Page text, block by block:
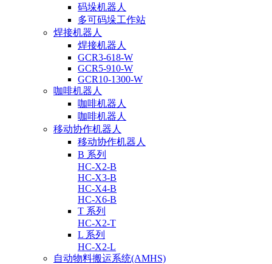
码垛机器人
多可码垛工作站
焊接机器人
焊接机器人
GCR3-618-W
GCR5-910-W
GCR10-1300-W
咖啡机器人
咖啡机器人
咖啡机器人
移动协作机器人
移动协作机器人
B 系列
HC-X2-B
HC-X3-B
HC-X4-B
HC-X6-B
T 系列
HC-X2-T
L 系列
HC-X2-L
自动物料搬运系统(AMHS)